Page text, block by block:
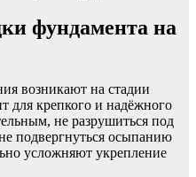
фундамента на
возникают на стадии
для крепкого и надёжного
не разрушиться под
подвергнуться осыпанию
усложняют укрепление